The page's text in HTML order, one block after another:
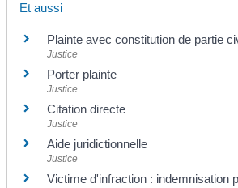
Et aussi
Plainte avec constitution de partie
Justice
Porter plainte
Justice
Citation directe
Justice
Aide juridictionnelle
Justice
Victime d'infraction : indemnisation